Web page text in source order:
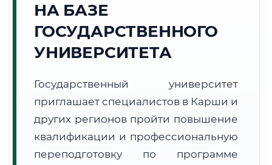
Воскресенье, 9 Августа
Погода в г. Карши:
🌅 Восход:05:45
📍 Региональная справка г. Карши
+998 (75)
Почтовые индексы:
180100–180120
НА БАЗЕ
ГОСУДАРСТВЕННОГО
УНИВЕРСИТЕТА
Государственный университет
приглашает специалистов в Карши и
других регионов пройти повышение
квалификации и профессиональную
переподготовку по программе